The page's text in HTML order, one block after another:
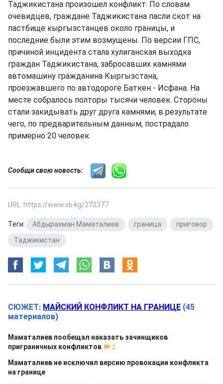
Таджикистана произошел конфликт. По словам
очевидцев, граждане Таджикистана пасли скот на
пастбище кыргызстанцев около границы, и
последние были этим возмущены. По версии ГПС,
причиной инцидента стала хулиганская выходка
граждан Таджикистана, забросавших камнями
автомашину гражданина Кыргызстана,
проезжавшего по автодороге Баткен - Исфана. На
месте собралось полторы тысячи человек. Стороны
стали закидывать друг друга камнями, в результате
чего, по предварительным данным, пострадало
примерно 20 человек.
Сообщи свою новость:
URL: https://www.vb.kg/272377
Теги: Абдырахман Маматалиев граница приговор
Таджикистан
СЮЖЕТ: МАЙСКИЙ КОНФЛИКТ НА ГРАНИЦЕ (45
материалов)
Маматалиев пообещал наказать зачинщиков
приграничных конфликтов
2
Маматалиев не исключил версию провокации конфликта
на границе